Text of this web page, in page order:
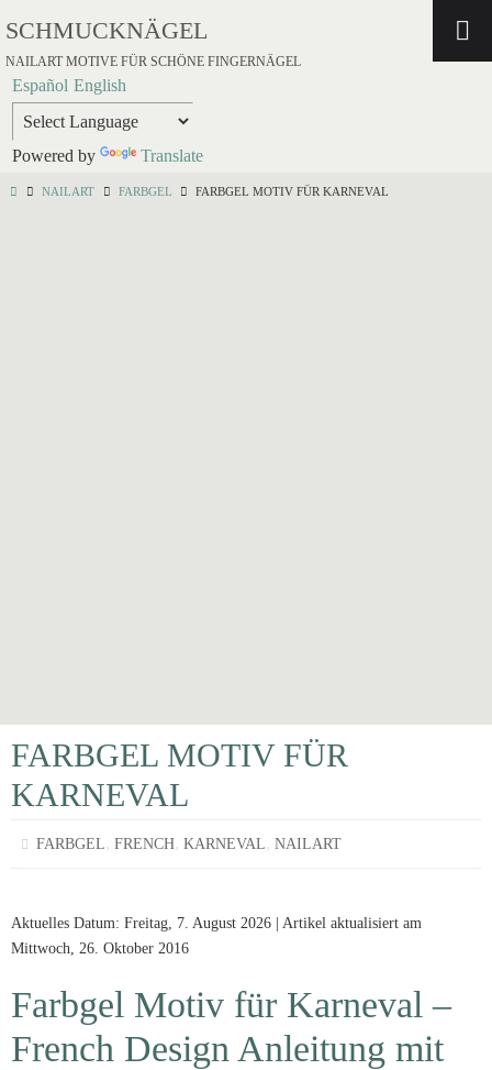
SCHMUCKNÄGEL
NAILART MOTIVE FÜR SCHÖNE FINGERNÄGEL
Español English
Powered by Translate
NAILART FARBGEL FARBGEL MOTIV FÜR KARNEVAL
FARBGEL MOTIV FÜR
KARNEVAL
FARBGEL,FRENCH,KARNEVAL,NAILART
Aktuelles Datum: Freitag, 7. August 2026 | Artikel aktualisiert am
Mittwoch, 26. Oktober 2016
Farbgel Motiv für Karneval –
French Design Anleitung mit